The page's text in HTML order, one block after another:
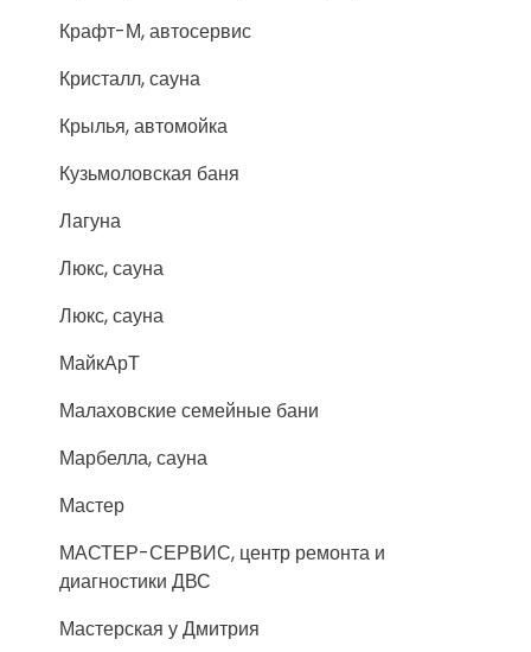
Крафт-М, автосервис
Кристалл, сауна
Крылья, автомойка
Кузьмоловская баня
Лагуна
Люкс, сауна
Люкс, сауна
МайкАрТ
Малаховские семейные бани
Марбелла, сауна
Мастер
МАСТЕР-СЕРВИС, центр ремонта и
диагностики ДВС
Мастерская у Дмитрия